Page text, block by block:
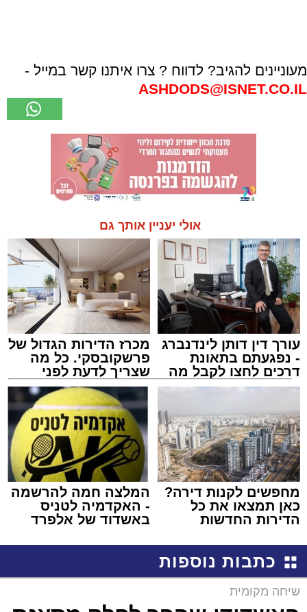
מעוניינים להגיב? לדווח ? צרו איתנו קשר במייל -
ASHDODS@ISNET.CO.IL
אולי יעניין אותך גם
עורך דין דותן לינדנברג
- נפגעתם בתאונת
דרכים לחצו לקבל מה
שמגיע לכם
מכרז הדירות הגדול של
פרשקובסקי. כל מה
שצריך לדעת לפני
שמגישים הצעה לדירה
באשדוד
מחפשים לקנות דירה?
כאן תמצאו את כל
הדירות החדשות
המלצה חמה להרשמה
- האקדמיה לטניס
באשדוד של אלפרד
כתבות נוספות
שיחה מקומית